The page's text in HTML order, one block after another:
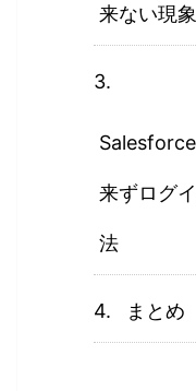
来ない現象
来ずログ
法
まとめ